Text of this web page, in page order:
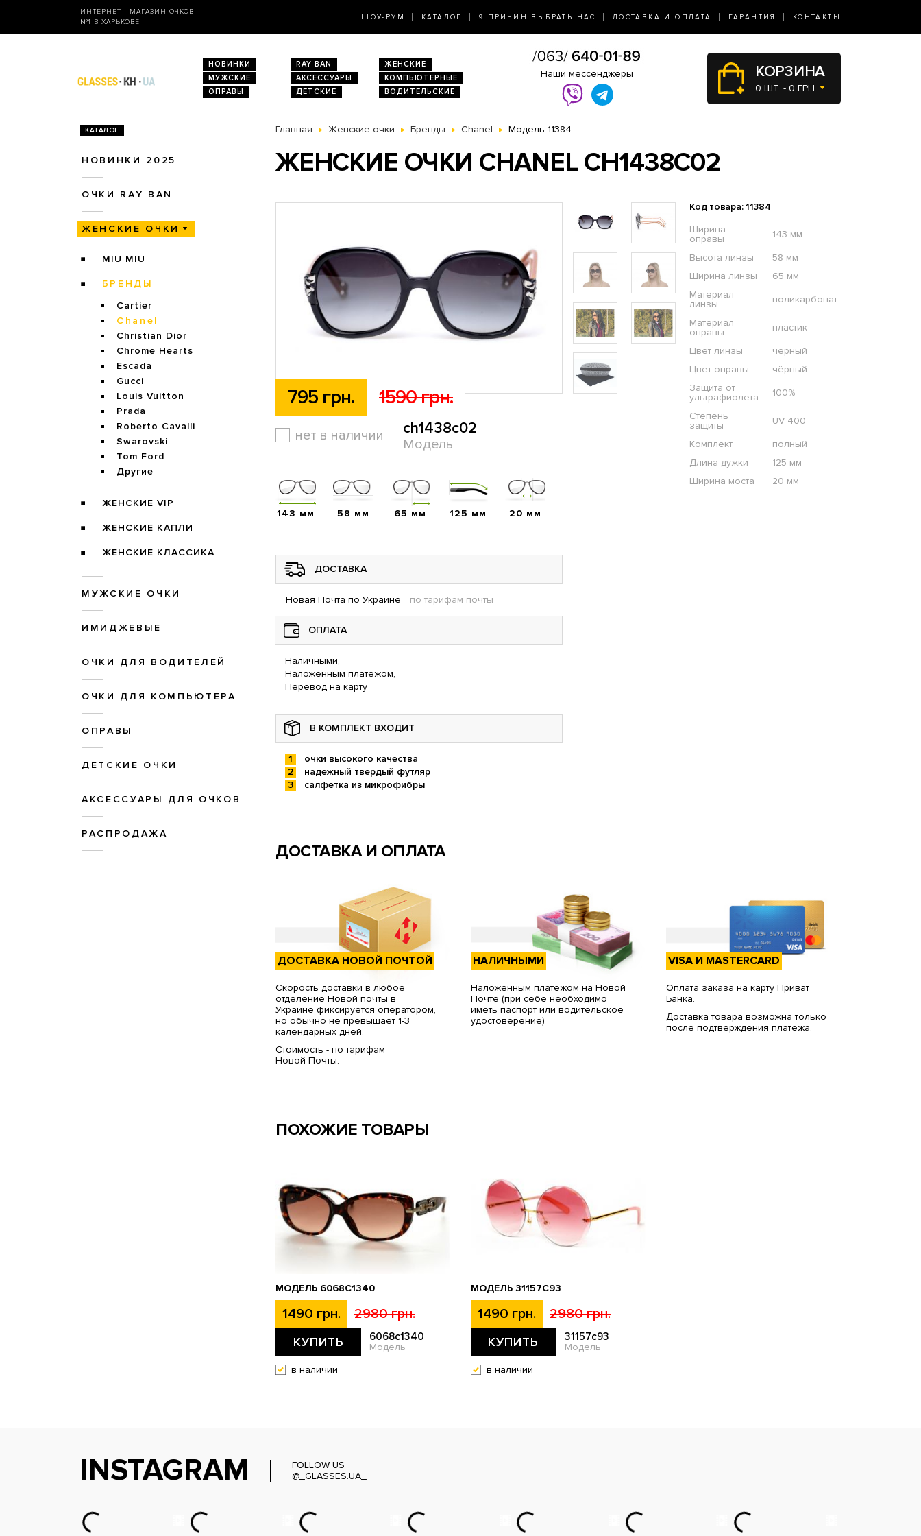
ИНТЕРНЕТ - МАГАЗИН ОЧКОВ
№1 В ХАРЬКОВЕ
ШОУ-РУМ КАТАЛОГ 9 ПРИЧИН ВЫБРАТЬ НАС ДОСТАВКА И ОПЛАТА ГАРАНТИЯ КОНТАКТЫ
НОВИНКИ RAY BAN
ЖЕНСКИЕ
МУЖСКИЕ
АКСЕССУАРЫ
КОМПЬЮТЕРНЫЕ
ОПРАВЫ
ДЕТСКИЕ ВОДИТЕЛЬСКИЕ
Наши мессенджеры КОРЗИНА
0 ШТ. - 0 ГРН.
КАТАЛОГ
НОВИНКИ 2025
ОЧКИ RAY BAN
ЖЕНСКИЕ ОЧКИ
MIU MIU
БРЕНДЫ
Cartier
Chanel
Christian Dior
Chrome Hearts
Escada
Gucci
Louis Vuitton
Prada
Roberto Cavalli
Swarovski
Tom Ford
Другие
ЖЕНСКИЕ VIP
ЖЕНСКИЕ КАПЛИ
ЖЕНСКИЕ КЛАССИКА
МУЖСКИЕ ОЧКИ
ИМИДЖЕВЫЕ
ОЧКИ ДЛЯ ВОДИТЕЛЕЙ
ОЧКИ ДЛЯ КОМПЬЮТЕРА
ОПРАВЫ
ДЕТСКИЕ ОЧКИ
АКСЕССУАРЫ ДЛЯ ОЧКОВ
РАСПРОДАЖА
Главная Женские очки Бренды Chanel Модель 11384
ЖЕНСКИЕ ОЧКИ CHANEL CH1438C02
795 грн. 1590 грн.
нет в наличии ch1438c02
Модель
Код товара: 11384
Ширина
оправы
143 мм
Высота линзы
58 мм
Ширина линзы
65 мм
Материал
линзы
поликарбонат
Материал
оправы
пластик
Цвет линзы
чёрный
Цвет оправы
чёрный
Защита от
ультрафиолета
100%
Степень
защиты
UV 400
Комплект
полный
Длина дужки
125 мм
Ширина моста
20 мм
143 мм 58 мм 65 мм 125 мм 20 мм
ДОСТАВКА
Новая Почта по Украине по тарифам почты
ОПЛАТА
Наличными,
Наложенным платежом,
Перевод на карту
В КОМПЛЕКТ ВХОДИТ
очки высокого качества
надежный твердый футляр
салфетка из микрофибры
ДОСТАВКА И ОПЛАТА
ДОСТАВКА НОВОЙ ПОЧТОЙ
Скорость доставки в любое
отделение Новой почты в
Украине фиксируется оператором,
но обычно не превышает 1-3
календарных дней.
Стоимость - по тарифам
Новой Почты.
НАЛИЧНЫМИ
Наложенным платежом на Новой
Почте (при себе необходимо
иметь паспорт или водительское
удостоверение)
VISA И MASTERCARD
Оплата заказа на карту Приват
Банка.
Доставка товара возможна только
после подтверждения платежа.
ПОХОЖИЕ ТОВАРЫ
МОДЕЛЬ 6068C1340
1490 грн. 2980 грн.
КУПИТЬ 6068c1340
Модель
в наличии
МОДЕЛЬ 31157С93
1490 грн. 2980 грн.
КУПИТЬ 31157с93
Модель
в наличии
INSTAGRAM
FOLLOW US
@_GLASSES.UA_